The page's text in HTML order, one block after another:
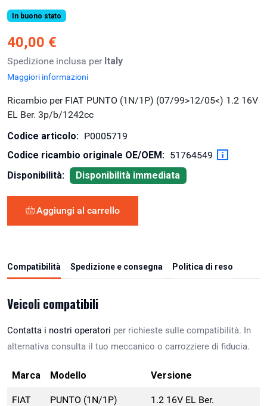
In buono stato
40,00 €
Spedizione inclusa per Italy
Maggiori informazioni
Ricambio per FIAT PUNTO (1N/1P) (07/99>12/05<) 1.2 16V
EL Ber. 3p/b/1242cc
Codice articolo: P0005719
Codice ricambio originale OE/OEM: 51764549
Disponibilità:
Disponibilità immediata
Aggiungi al carrello
Compatibilità Spedizione e consegna Politica di reso
Veicoli compatibili
Contatta i nostri operatori per richieste sulle compatibilità. In
alternativa consulta il tuo meccanico o carrozziere di fiducia.
Marca Modello Versione
FIAT
PUNTO (1N/1P)
1.2 16V EL Ber.